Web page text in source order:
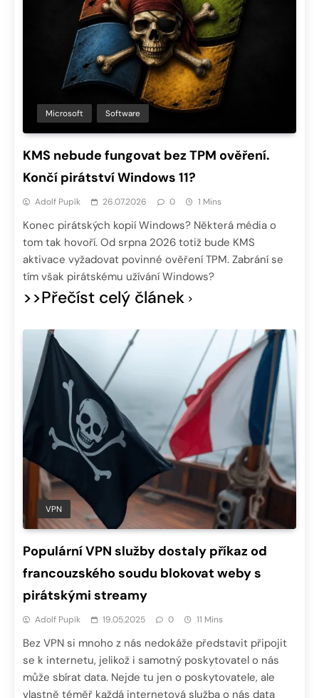
Microsoft Software
KMS nebude fungovat bez TPM ověření.
Končí pirátství Windows 11?
Adolf Pupík 26.07.2026 0 1 Mins
Konec pirátských kopií Windows? Některá média o
tom tak hovoří. Od srpna 2026 totiž bude KMS
aktivace vyžadovat povinné ověření TPM. Zabrání se
tím však pirátskému užívání Windows?
>>Přečíst celý článek
VPN
Populární VPN služby dostaly příkaz od
francouzského soudu blokovat weby s
pirátskými streamy
Adolf Pupík 19.05.2025 0 11 Mins
Bez VPN si mnoho z nás nedokáže představit připojit
se k internetu, jelikož i samotný poskytovatel o nás
může sbírat data. Nejde tu jen o poskytovatele, ale
vlastně téměř každá internetová služba o nás data